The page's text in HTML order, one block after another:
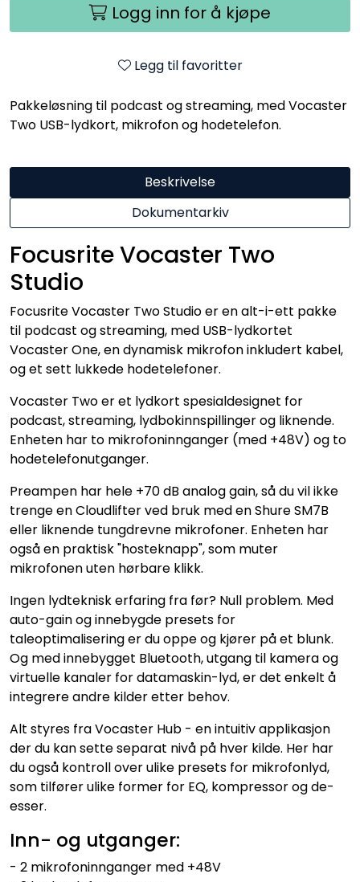
Logg inn for å kjøpe
Legg til favoritter
Pakkeløsning til podcast og streaming, med Vocaster
Two USB-lydkort, mikrofon og hodetelefon.
Beskrivelse
Dokumentarkiv
Focusrite Vocaster Two
Studio
Focusrite Vocaster Two Studio er en alt-i-ett pakke
til podcast og streaming, med USB-lydkortet
Vocaster One, en dynamisk mikrofon inkludert kabel,
og et sett lukkede hodetelefoner.
Vocaster Two er et lydkort spesialdesignet for
podcast, streaming, lydbokinnspillinger og liknende.
Enheten har to mikrofoninnganger (med +48V) og to
hodetelefonutganger.
Preampen har hele +70 dB analog gain, så du vil ikke
trenge en Cloudlifter ved bruk med en Shure SM7B
eller liknende tungdrevne mikrofoner. Enheten har
også en praktisk "hosteknapp", som muter
mikrofonen uten hørbare klikk.
Ingen lydteknisk erfaring fra før? Null problem. Med
auto-gain og innebygde presets for
taleoptimalisering er du oppe og kjører på et blunk.
Og med innebygget Bluetooth, utgang til kamera og
virtuelle kanaler for datamaskin-lyd, er det enkelt å
integrere andre kilder etter behov.
Alt styres fra Vocaster Hub - en intuitiv applikasjon
der du kan sette separat nivå på hver kilde. Her har
du også kontroll over ulike presets for mikrofonlyd,
som tilfører ulike former for EQ, kompressor og de-
esser.
Inn- og utganger:
- 2 mikrofoninnganger med +48V